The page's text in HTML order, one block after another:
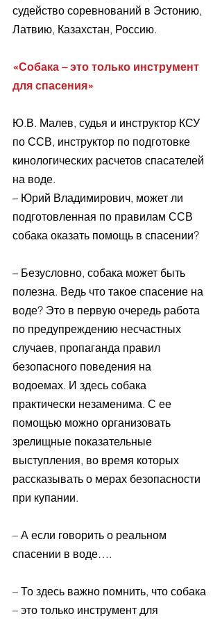
судейство соревнований в Эстонию,
Латвию, Казахстан, Россию.
«Собака – это только инструмент
для спасения»
Ю.В. Малев, судья и инструктор КСУ
по ССВ, инструктор по подготовке
кинологических расчетов спасателей
на воде.
– Юрий Владимирович, может ли
подготовленная по правилам ССВ
собака оказать помощь в спасении?
– Безусловно, собака может быть
полезна. Ведь что такое спасение на
воде? Это в первую очередь работа
по предупреждению несчастных
случаев, пропаганда правил
безопасного поведения на
водоемах. И здесь собака
практически незаменима. С ее
помощью можно организовать
зрелищные показательные
выступления, во время которых
рассказывать о мерах безопасности
при купании.
– А если говорить о реальном
спасении в воде….
– То здесь важно помнить, что собака
– это только инструмент для